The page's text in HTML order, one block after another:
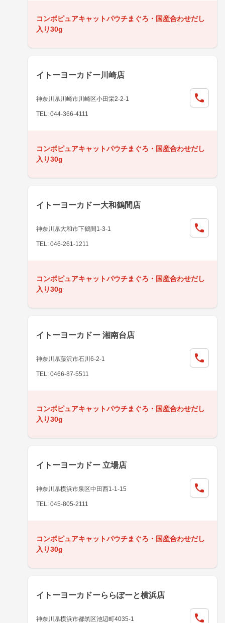
コンボピュアキャットパウチまぐろ・国産合わせだし
入り30g
イトーヨーカドー川崎店
神奈川県川崎市川崎区小田栄2-2-1
TEL: 044-366-4111
コンボピュアキャットパウチまぐろ・国産合わせだし
入り30g
イトーヨーカドー大和鶴間店
神奈川県大和市下鶴間1-3-1
TEL: 046-261-1211
コンボピュアキャットパウチまぐろ・国産合わせだし
入り30g
イトーヨーカドー 湘南台店
神奈川県藤沢市石川6-2-1
TEL: 0466-87-5511
コンボピュアキャットパウチまぐろ・国産合わせだし
入り30g
イトーヨーカドー 立場店
神奈川県横浜市泉区中田西1-1-15
TEL: 045-805-2111
コンボピュアキャットパウチまぐろ・国産合わせだし
入り30g
イトーヨーカドーららぽーと横浜店
神奈川県横浜市都筑区池辺町4035-1